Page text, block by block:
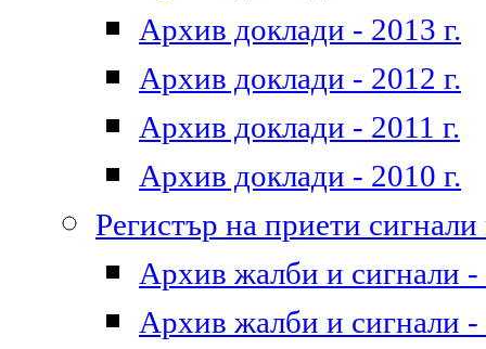
Архив доклади - 2013 г.
Архив доклади - 2012 г.
Архив доклади - 2011 г.
Архив доклади - 2010 г.
Регистър на приети
Архив жалби и сигнали -
Архив жалби и сигнали -